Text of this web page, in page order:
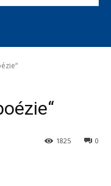
0
1825